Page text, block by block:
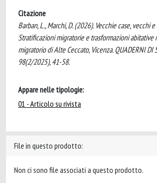
Citazione
Barban, L., Marchi, D. (2026). Vecchie case, vecchi
Stratificazioni migratorie e trasformazioni abitative
migratorio di Alte Ceccato, Vicenza. QUADERNI DI
98(2/2025), 41-58.
Appare nelle tipologie:
01 - Articolo su rivista
File in questo prodotto:
Non ci sono file associati a questo prodotto.